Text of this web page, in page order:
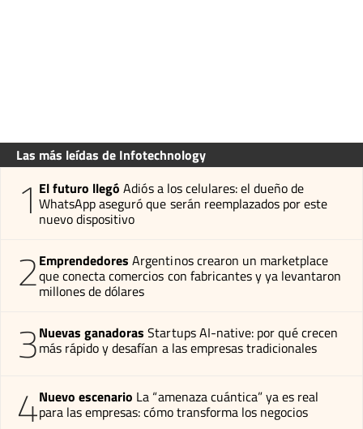
Las más leídas de Infotechnology
1 El futuro llegó Adiós a los celulares: el dueño de
WhatsApp aseguró que serán reemplazados por este
nuevo dispositivo
2Emprendedores Argentinos crearon un marketplace
que conecta comercios con fabricantes y ya levantaron
millones de dólares
3Nuevas ganadoras Startups AI-native: por qué crecen
más rápido y desafían a las empresas tradicionales
4Nuevo escenario La “amenaza cuántica” ya es real
para las empresas: cómo transforma los negocios